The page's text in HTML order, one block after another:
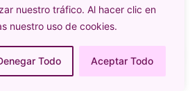
nuestro tráfico. Al hacer clic en
nuestro uso de cookies.
Todo Aceptar Todo